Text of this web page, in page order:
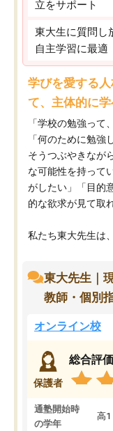
立をサポート
東大生に質問し
自主学習に最適
学びを愛する
て、主体的に
「学校の勉強って
「何のために勉強
そうつぶやきなが
な可能性を持って
がしたい」「目的
的な欲求が見て取
私たち東大先生は、
東大先生｜
教師・個別
オンライン校
保護者
総合評価
通塾開始時
の学年
高1